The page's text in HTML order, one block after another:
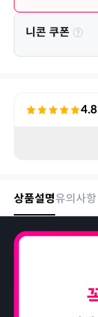
니콘 쿠폰
4.8
상품설명유의사항